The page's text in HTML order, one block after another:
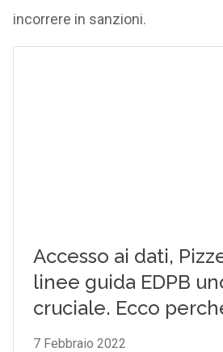
incorrere in sanzioni.